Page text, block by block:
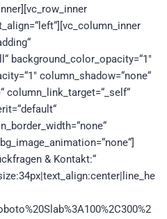
background_color_opacity=“1″
column_shadow=“none“
column_link_target=“_self“
& Kontakt:“